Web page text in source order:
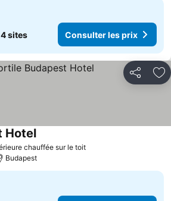
4 sites Consulter les prix
Partager
chauffée sur le toitConsulter les prix
HotelConsulter les prix
Budapest